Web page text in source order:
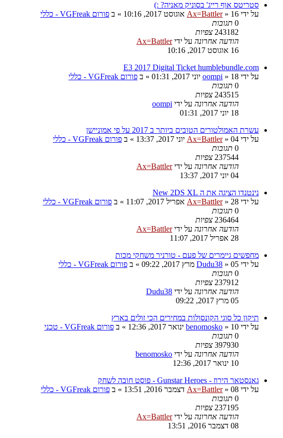
סטריטס אוף רייג' בסוניק מאניה? :)
על ידי
Ax=Battler» 16 אוגוסט 2017, 10:16 » ב פורום VGFreak - כללי
0 תגובות
243182 צפיות
הודעה אחרונה על ידיAx=Battler
16 אוגוסט 2017, 10:16
E3 2017 Digital Ticket humblebundle.com
על ידי
oompi » 18 יוני 2017, 01:31 » ב פורום VGFreak - כללי
0 תגובות
243515 צפיות
הודעה אחרונה על ידי oompi
18 יוני 2017, 01:31
עשרת האמולטורים הטובים ביותר ב 2017 על פי אמוניישן
על ידי
Ax=Battler» 04 יוני 2017, 13:37 » ב פורום VGFreak - כללי
0 תגובות
237544 צפיות
הודעה אחרונה על ידיAx=Battler
04 יוני 2017, 13:37
נינטנדו הציגה את ה New 2DS XL
על ידי
Ax=Battler» 28 אפריל 2017, 11:07 » ב פורום VGFreak - כללי
0 תגובות
236464 צפיות
הודעה אחרונה על ידיAx=Battler
28 אפריל 2017, 11:07
מחפשים גיימרים של פעם - טורניר משחקי מכות
על ידי
Dudu38 » 05 מרץ 2017, 09:22 » ב פורום VGFreak - כללי
0 תגובות
237912 צפיות
הודעה אחרונה על ידי Dudu38
05 מרץ 2017, 09:22
תיקון כל סוגי הקונסולות במחירים הכי זולים בארץ
על ידי
benomosko » 10 ינואר 2017, 12:36 » ב פורום VGFreak - טכני
0 תגובות
397930 צפיות
הודעה אחרונה על ידי benomosko
10 ינואר 2017, 12:36
גאנסטאר הירוז - Gunstar Heroes - פוסט חובה לשחק
על ידי
Ax=Battler» 08 דצמבר 2016, 13:51 » ב פורום VGFreak - כללי
0 תגובות
237195 צפיות
הודעה אחרונה על ידיAx=Battler
08 דצמבר 2016, 13:51